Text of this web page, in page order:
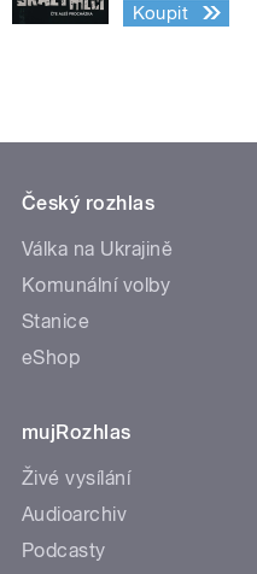
Koupit
Český rozhlas
Válka na Ukrajině
Komunální volby
Stanice
eShop
mujRozhlas
Živé vysílání
Audioarchiv
Podcasty